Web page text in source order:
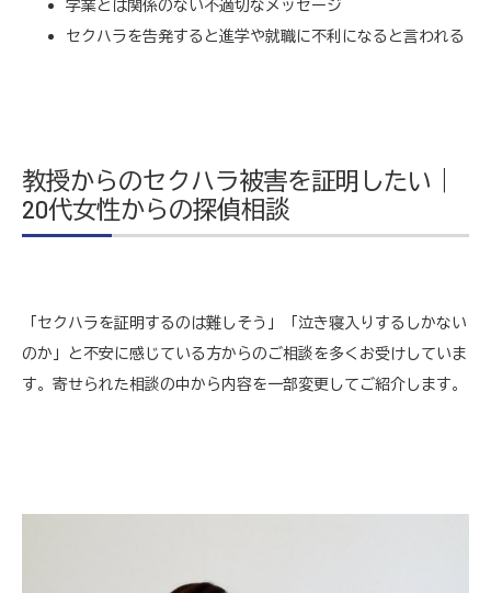
学業とは関係のない不適切なメッセージ
セクハラを告発すると進学や就職に不利になると言われる
教授からのセクハラ被害を証明したい｜
20代女性からの探偵相談
「セクハラを証明するのは難しそう」「泣き寝入りするしかない
のか」と不安に感じている方からのご相談を多くお受けしていま
す。寄せられた相談の中から内容を一部変更してご紹介します。